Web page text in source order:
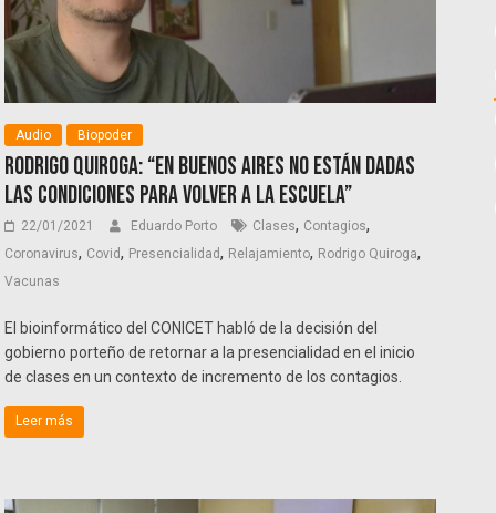
Audio Biopoder
Rodrigo Quiroga: “En Buenos Aires no están dadas
las condiciones para volver a la escuela”
22/01/2021 Eduardo Porto Clases, Contagios,
Coronavirus, Covid, Presencialidad, Relajamiento, Rodrigo Quiroga,
Vacunas
El bioinformático del CONICET habló de la decisión del
gobierno porteño de retornar a la presencialidad en el inicio
de clases en un contexto de incremento de los contagios.
Leer más